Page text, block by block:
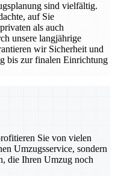
sind vielfältig.
auf Sie
als auch
unsere langjährige
wir Sicherheit und
bis zur finalen Einrichtung
Sie von vielen
Umzugsservice, sondern
die Ihren Umzug noch